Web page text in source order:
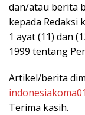
dan/atau berita
kepada Redaksi
1 ayat (11) dan
1999 tentang
Artikel/berita
Terima kasih.